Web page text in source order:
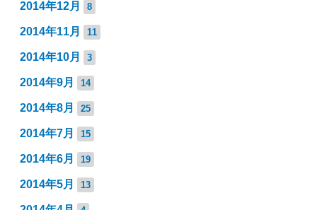
2014年12月 8
2014年11月 11
2014年10月 3
2014年9月 14
2014年8月 25
2014年7月 15
2014年6月 19
2014年5月 13